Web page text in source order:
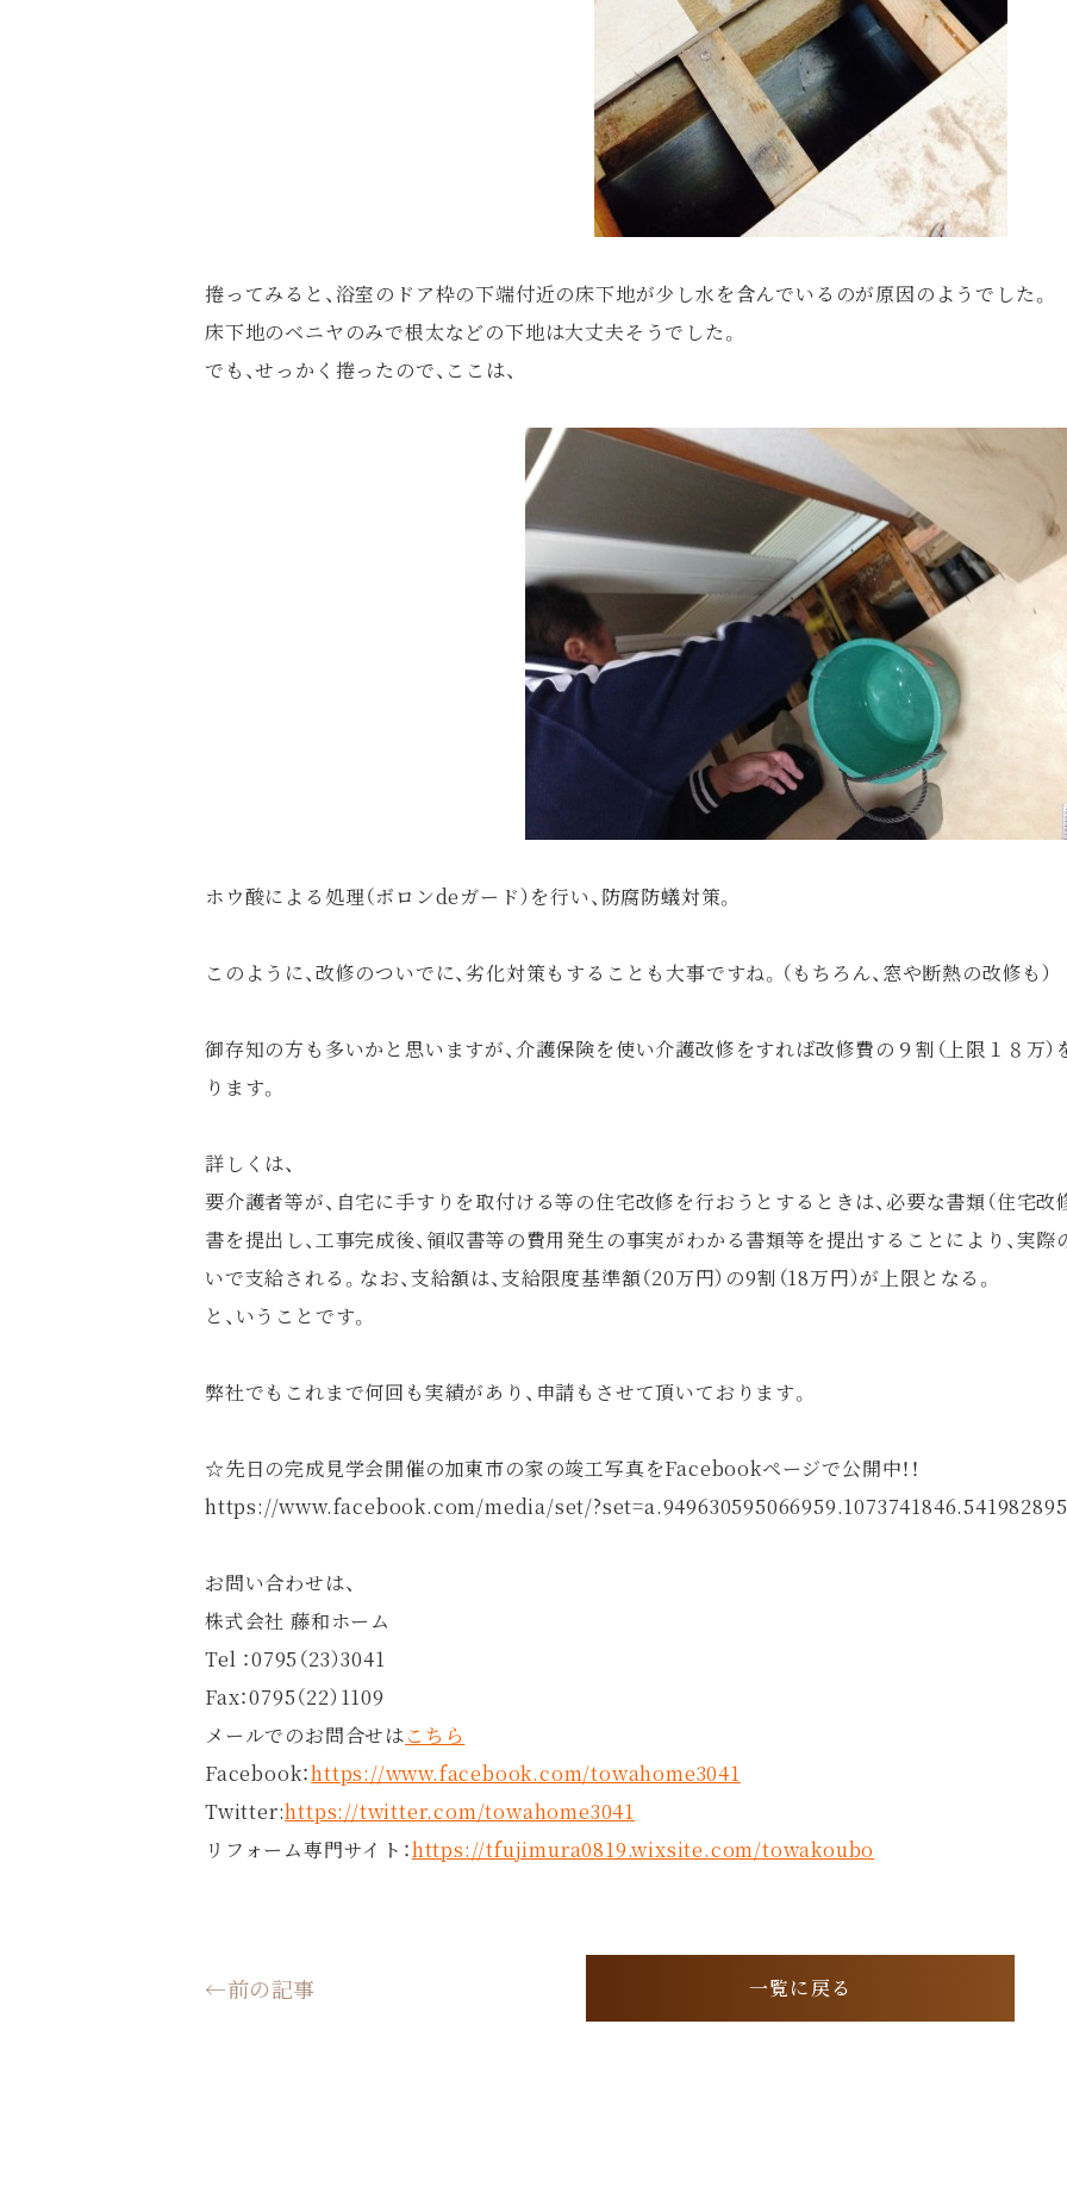
捲ってみると、浴室のドア枠の下端付近の床下地が少し水を含んでいるのが原因のようでした。
床下地のベニヤのみで根太などの下地は大丈夫そうでした。
でも、せっかく捲ったので、ここは、
ホウ酸による処理（ボロンdeガード）を行い、防腐防蟻対策。
このように、改修のついでに、劣化対策もすることも大事ですね。（もちろん、窓や断熱の改修も）
御存知の方も多いかと思いますが、介護保険を使い介護改修をすれば改修費の９割（上限１８万
ります。
詳しくは、
要介護者等が、自宅に手すりを取付ける等の住宅改修を行おうとするときは、必要な書類（住宅改
書を提出し、工事完成後、領収書等の費用発生の事実がわかる書類等を提出することにより、実
いで支給される。なお、支給額は、支給限度基準額（20万円）の9割（18万円）が上限となる。
と、いうことです。
弊社でもこれまで何回も実績があり、申請もさせて頂いております。
☆先日の完成見学会開催の加東市の家の竣工写真をFacebookページで公開中！！
https://www.facebook.com/media/set/
お問い合わせは、
株式会社 藤和ホーム
Tel ：0795（23）3041
Fax：0795（22）1109
メールでのお問合せはこちら
Facebook：https://www.facebook.com/towahome3041
Twitter:https://twitter.com/towahome3041
リフォーム専門サイト：https://tfujimura0819.wixsite.com/towakoubo
一覧に戻る
←前の記事